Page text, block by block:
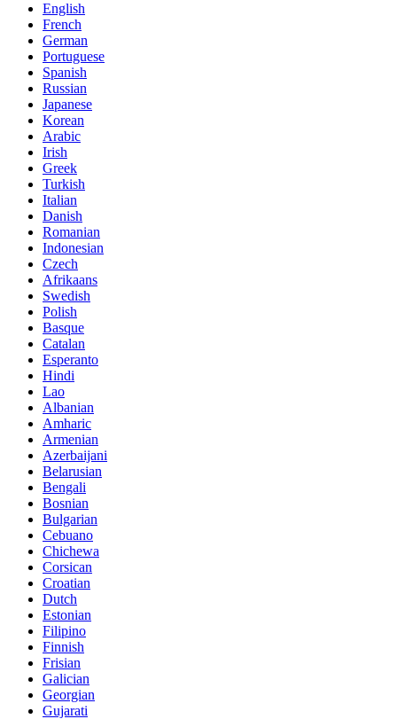
English
French
German
Portuguese
Spanish
Russian
Japanese
Korean
Arabic
Irish
Greek
Turkish
Italian
Danish
Romanian
Indonesian
Czech
Afrikaans
Swedish
Polish
Basque
Catalan
Esperanto
Hindi
Lao
Albanian
Amharic
Armenian
Azerbaijani
Belarusian
Bengali
Bosnian
Bulgarian
Cebuano
Chichewa
Corsican
Croatian
Dutch
Estonian
Filipino
Finnish
Frisian
Galician
Georgian
Gujarati